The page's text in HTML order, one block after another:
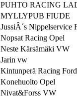
PUHTO RACING
MYLLYPUB FIUDE
JussiÂ´s Nippelservice
Nopsat Racing Opel
Neste Kärsämäki VW
Jarin vw
Kintunperä Racing Ford
Konehuolto Opel
Nivat&Forss VW